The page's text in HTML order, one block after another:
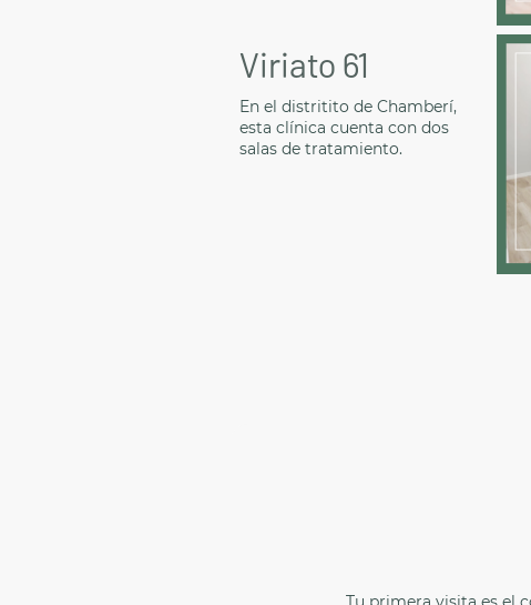
Viriato 61
En el distritito de Chamberí,
esta clínica cuenta con dos
salas de tratamiento.